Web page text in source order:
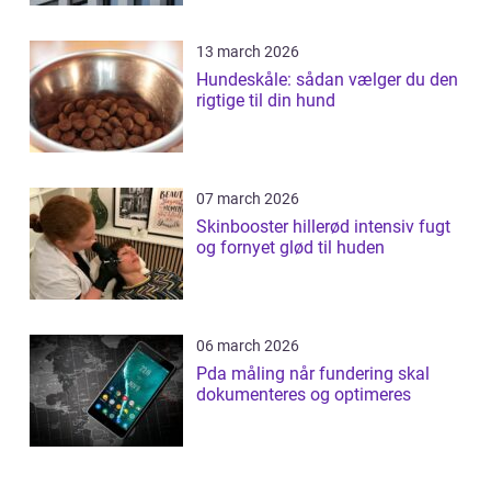
13 march 2026
Hundeskåle: sådan vælger du den
rigtige til din hund
07 march 2026
Skinbooster hillerød intensiv fugt
og fornyet glød til huden
06 march 2026
Pda måling når fundering skal
dokumenteres og optimeres